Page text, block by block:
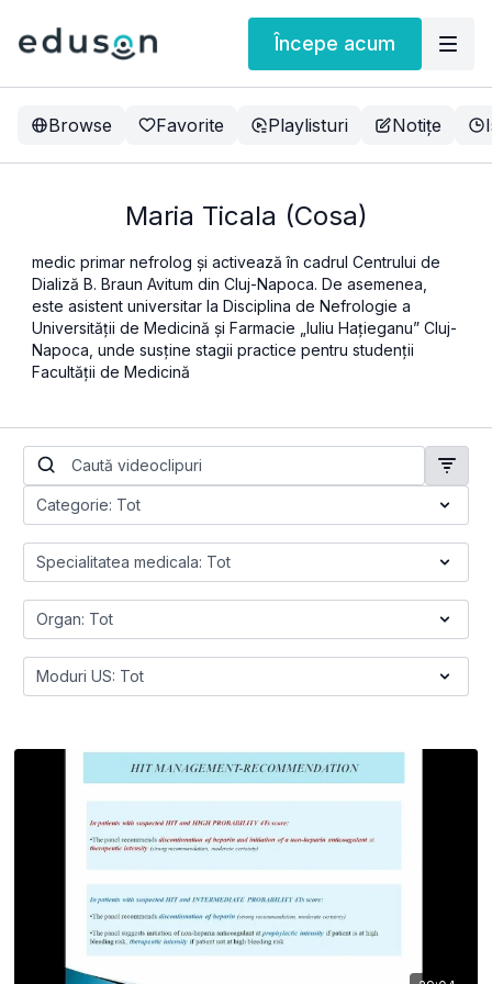
Începe acum
Browse Favorite Playlisturi Notițe
Maria Ticala (Cosa)
medic primar nefrolog și activează în cadrul Centrului de
Dializă B. Braun Avitum din Cluj-Napoca. De asemenea,
este asistent universitar la Disciplina de Nefrologie a
Universității de Medicină și Farmacie „Iuliu Hațieganu” Cluj-
Napoca, unde susține stagii practice pentru studenții
Facultății de Medicină